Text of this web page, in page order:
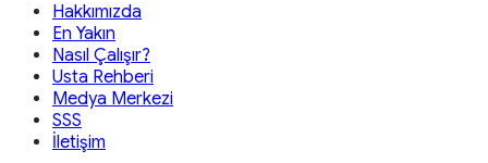
Hakkımızda
En Yakın
Nasıl Çalışır?
Usta Rehberi
Medya Merkezi
SSS
İletişim